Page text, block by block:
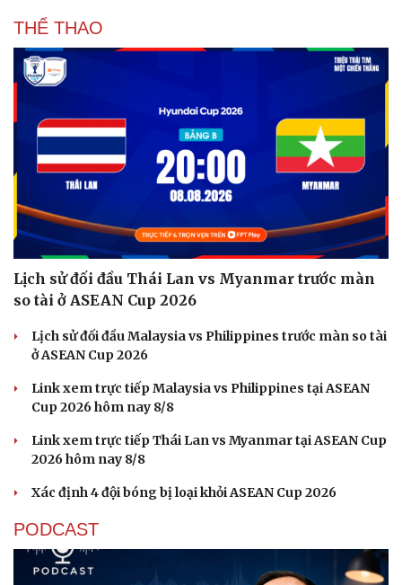
THỂ THAO
Lịch sử đối đầu Thái Lan vs Myanmar trước màn
so tài ở ASEAN Cup 2026
Lịch sử đối đầu Malaysia vs Philippines trước màn so tài
ở ASEAN Cup 2026
Link xem trực tiếp Malaysia vs Philippines tại ASEAN
Cup 2026 hôm nay 8/8
Link xem trực tiếp Thái Lan vs Myanmar tại ASEAN Cup
2026 hôm nay 8/8
Xác định 4 đội bóng bị loại khỏi ASEAN Cup 2026
PODCAST